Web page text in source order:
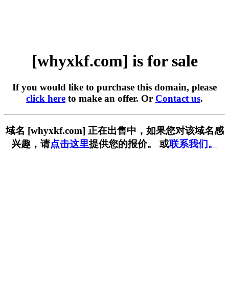
[whyxkf.com] is for sale
If you would like to purchase this domain, please
click here to make an offer. Or Contact us.
域名 [whyxkf.com] 正在出售中，如果您对该域名感
兴趣，请点击这里提供您的报价。 或联系我们。